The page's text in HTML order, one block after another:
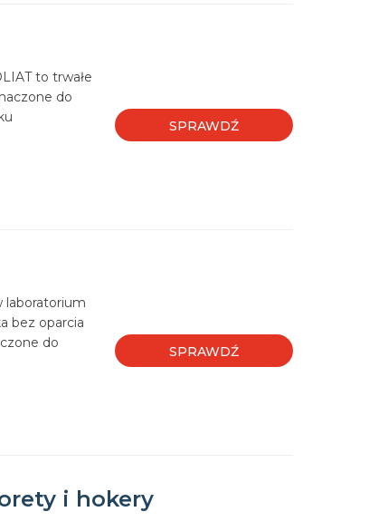
to trwałe
do
SPRAWDŹ
laboratorium
bez oparcia
do
SPRAWDŹ
i hokery